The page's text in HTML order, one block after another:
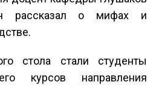
рассказал о мифах и
стола стали студенты
курсов направления